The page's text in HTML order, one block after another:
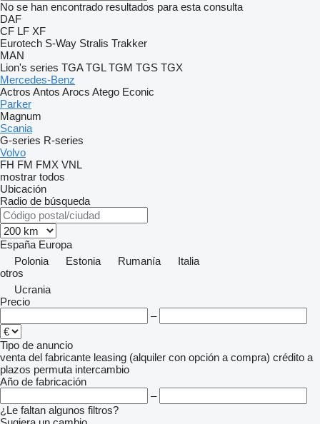
No se han encontrado resultados para esta consulta
DAF
CF LF XF
Eurotech S-Way Stralis Trakker
MAN
Lion's series TGA TGL TGM TGS TGX
Mercedes-Benz
Actros Antos Arocs Atego Econic
Parker
Magnum
Scania
G-series R-series
Volvo
FH FM FMX VNL
mostrar todos
Ubicación
Radio de búsqueda
España Europa
Polonia
Estonia Rumanía
Italia
otros
Ucrania
Precio
–
Tipo de anuncio
venta del fabricante leasing (alquiler con opción a compra) crédito a
plazos permuta intercambio
Año de fabricación
–
¿Le faltan algunos filtros?